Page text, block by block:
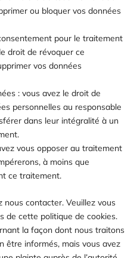
ou bloquer vos données
pour le traitement
droit de révoquer ce
vos données
: vous avez le droit de
personnelles au responsable
dans leur intégralité à un
vous opposer au traitement
à moins que
ce traitement.
nous contacter. Veuillez vous
de cette politique de cookies.
la façon dont nous traitons
être informés, mais vous avez